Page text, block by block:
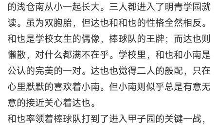
的浅仓南从小一起长大。三人都进入了明青学园就
读。虽为双胞胎，但达也和和也的性格全然相反。
和也是学校女生的偶像，棒球队的王牌；而达也则
懒散，对什么都满不在乎。学校里，和也和小南是
公认的完美的一对。达也也觉得二人的般配，只在
心里默默的喜欢着小南。但小南则似乎总是有意无
意的接近关心着达也。
和也率领着棒球队打到了进入甲子园的关键一战，